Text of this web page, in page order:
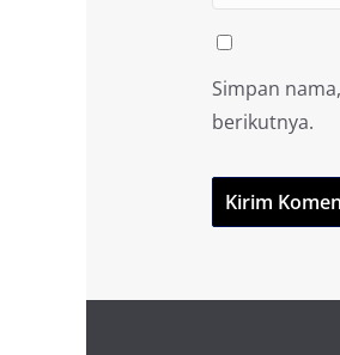
Simpan
berikutnya.